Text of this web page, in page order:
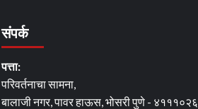
संपर्क
पत्ता:
परिवर्तनाचा सामना,
बालाजी नगर, पावर हाऊस, भोसरी पुणे - ४१११०२६